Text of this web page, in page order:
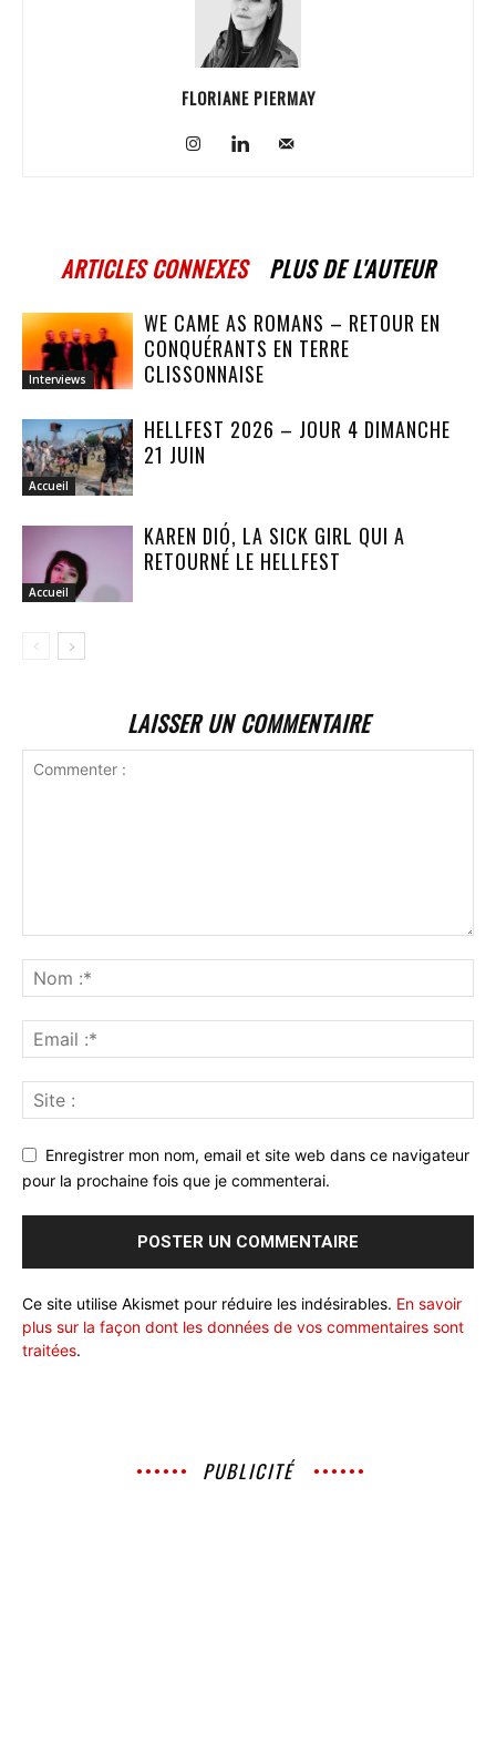
FLORIANE PIERMAY
ARTICLES CONNEXES PLUS DE L'AUTEUR
Interviews
WE CAME AS ROMANS – RETOUR EN
CONQUÉRANTS EN TERRE
CLISSONNAISE
Accueil
HELLFEST 2026 – JOUR 4 DIMANCHE
21 JUIN
Accueil
KAREN DIÓ, LA SICK GIRL QUI A
RETOURNÉ LE HELLFEST
LAISSER UN COMMENTAIRE
Enregistrer mon nom, email et site web dans ce navigateur
pour la prochaine fois que je commenterai.
Ce site utilise Akismet pour réduire les indésirables. En savoir
plus sur la façon dont les données de vos commentaires sont
traitées.
PUBLICITÉ